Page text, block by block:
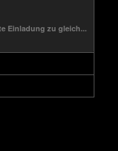
Einladung zu gleich...